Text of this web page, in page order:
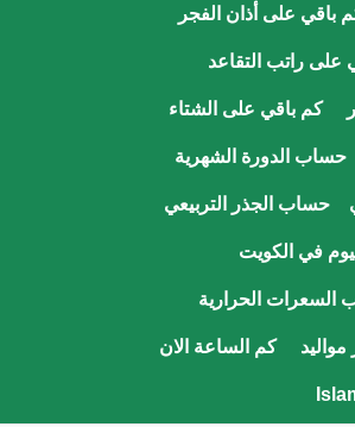
باقي على أذان الفجر
على راتب التقاعد
كم باقي على الشتاء
حساب الدورة الشهرية
حساب الجذر التربيعي
في الكويت
السعرات الحرارية
كم الساعة الان